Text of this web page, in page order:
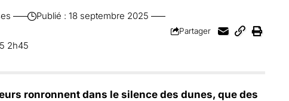
2h45
Publié : 18 septembre 2025
Partager
ronronnent dans le silence des dunes, que des